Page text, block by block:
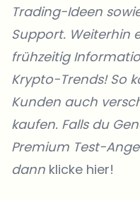
Trading-Ideen
Support. Weiterhin
frühzeitig
Krypto-Trends! So
Kunden auch
kaufen. Falls du
Premium Test-
dann klicke hier!